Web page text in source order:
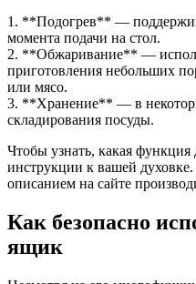
1. **Подогрев** —
момента подачи на стол.
2. **Обжаривание** —
приготовления небольших
или мясо.
3. **Хранение** — в
складирования посуды.
Чтобы узнать, какая функция
инструкции к вашей духовке.
описанием на сайте
Как безопасно
ящик